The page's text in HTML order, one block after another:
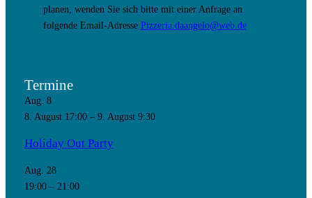
planen, wenden Sie sich bitte mit einer Anfrage an
folgende Email-Adresse Pizzeria.daangelo@web.de
Termine
Aug. 8
8. August 17:00– 9. August 9:30
Holiday Out Party
Aug. 28
19:00– 21:00